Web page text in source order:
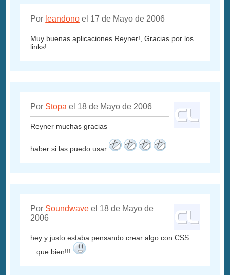
Por leandono el 17 de Mayo de 2006
Muy buenas aplicaciones Reyner!, Gracias por los
links!
Por Stopa el 18 de Mayo de 2006
Reyner muchas gracias
haber si las puedo usar
Por Soundwave el 18 de Mayo de
2006
hey y justo estaba pensando crear algo con CSS
...que bien!!!